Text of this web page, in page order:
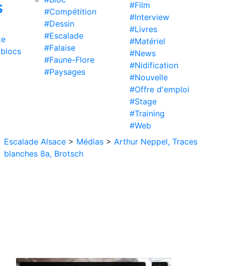
#Compétition
#Dessin
#Escalade
#Falaise
#Faune-Flore
#Paysages
#Film
#Interview
#Livres
#Matériel
#News
#Nidification
#Nouvelle
#Offre d'emploi
#Stage
#Training
#Web
Escalade Alsace > Médias > Arthur Neppel, Traces
blanches 8a, Brotsch